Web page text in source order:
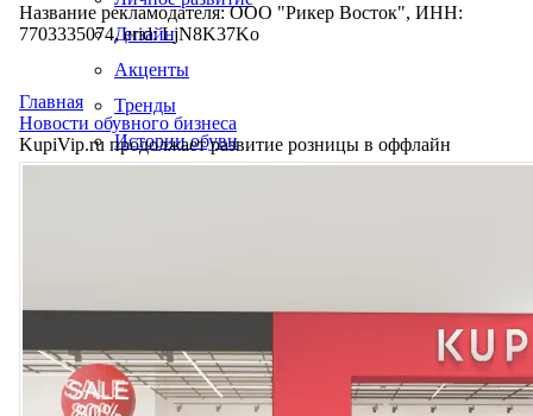
Дизайн
Акценты
Тренды
Истории обуви
Название рекламодателя: ООО "Рикер Восток", ИНН:
7703335074, erid: LjN8K37Ko
Главная
Новости обувного бизнеса
KupiVip.ru продолжает развитие розницы в оффлайн